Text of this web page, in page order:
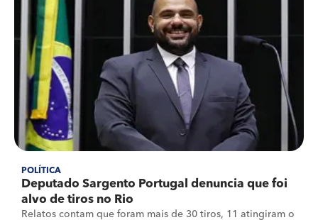
POLÍTICA
Deputado Sargento Portugal denuncia que foi
alvo de tiros no Rio
Relatos contam que foram mais de 30 tiros, 11 atingiram o